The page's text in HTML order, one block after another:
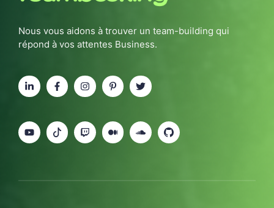
Nous vous aidons à trouver un team-building qui
répond à vos attentes Business.